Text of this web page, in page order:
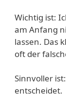
Wichtig ist:
am Anfang
lassen. Das
oft der
Sinnvoller
entscheidet.